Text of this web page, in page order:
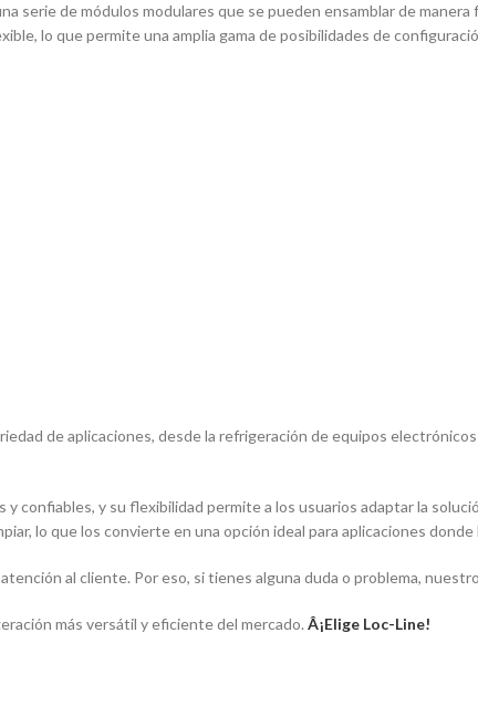
serie de módulos modulares que se pueden ensamblar de
lo que permite una amplia gama de posibilidades de
de aplicaciones, desde la refrigeración de equipos
confiables, y su flexibilidad permite a los usuarios adaptar la
lo que los convierte en una opción ideal para aplicaciones
al cliente. Por eso, si tienes alguna duda o problema,
más versátil y eficiente del mercado. Â¡Elige Loc-Line!